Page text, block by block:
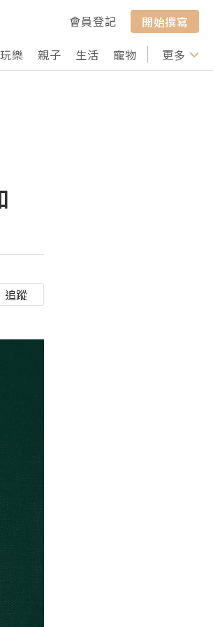
會員登記
開始撰寫
玩樂 親子 生活 寵物 行山 打卡
更多
追蹤